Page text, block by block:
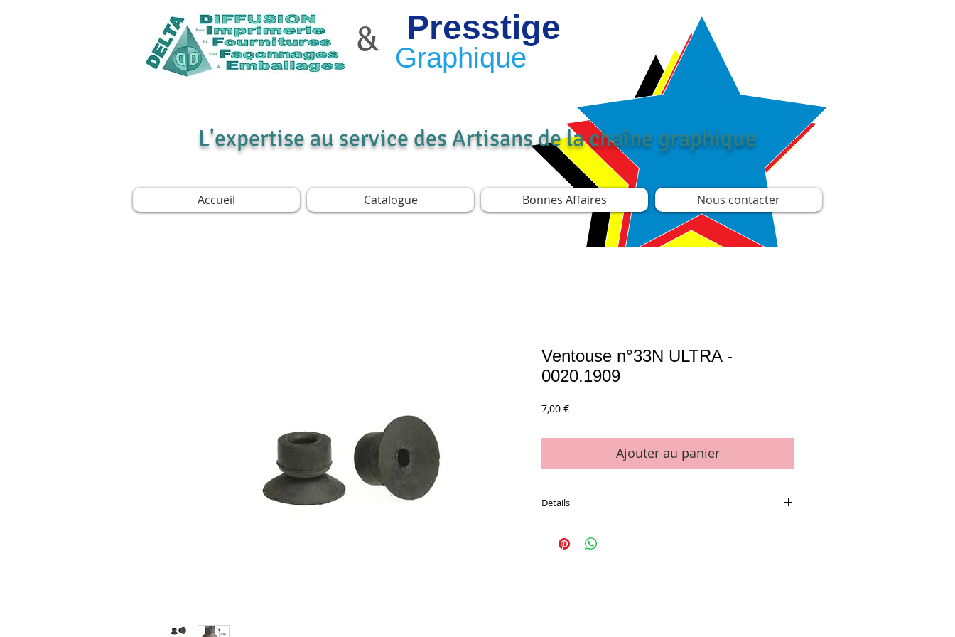
& Presstige
Graphique
L'expertise au service des Artisans de la chaîne graphique
Accueil Catalogue Bonnes Affaires Nous contacter
Ventouse n°33N ULTRA -
0020.1909
7,00 €Prix
Ajouter au panier
Details